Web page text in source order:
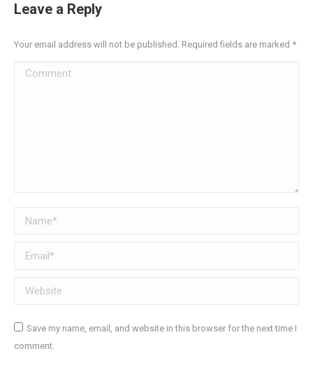
Leave a Reply
Your email address will not be published. Required fields are marked *
Comment
Name *
Email *
Website
Save my name, email, and website in this browser for the next time I
comment.